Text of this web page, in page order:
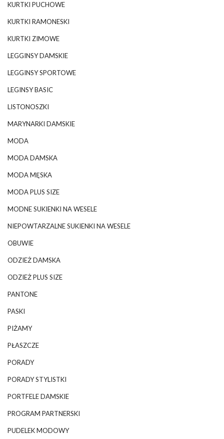
KURTKI PUCHOWE
KURTKI RAMONESKI
KURTKI ZIMOWE
LEGGINSY DAMSKIE
LEGGINSY SPORTOWE
LEGINSY BASIC
LISTONOSZKI
MARYNARKI DAMSKIE
MODA
MODA DAMSKA
MODA MĘSKA
MODA PLUS SIZE
MODNE SUKIENKI NA WESELE
NIEPOWTARZALNE SUKIENKI NA WESELE
OBUWIE
ODZIEŻ DAMSKA
ODZIEŻ PLUS SIZE
PANTONE
PASKI
PIŻAMY
PŁASZCZE
PORADY
PORADY STYLISTKI
PORTFELE DAMSKIE
PROGRAM PARTNERSKI
PUDELEK MODOWY